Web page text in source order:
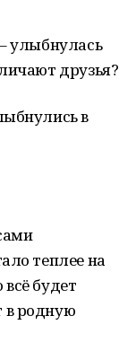
улыбнулась
друзья?
в
теплее на
будет
в родную